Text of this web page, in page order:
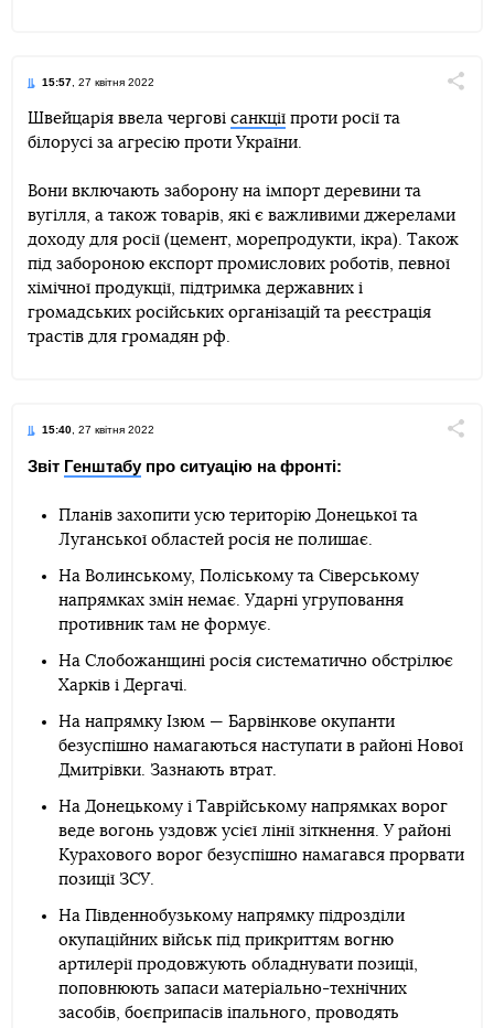
15:57, 27 квітня 2022
TelegramFacebook
Швейцарія ввела чергові санкції проти росії та
білорусі за агресію проти України.
Вони включають заборону на імпорт деревини та
вугілля, а також товарів, які є важливими джерелами
доходу для росії (цемент, морепродукти, ікра). Також
під забороною експорт промислових роботів, певної
хімічної продукції, підтримка державних і
громадських російських організацій та реєстрація
трастів для громадян рф.
15:40, 27 квітня 2022
Звіт Генштабупро ситуацію на фронті:
Планів захопити усю територію Донецької та
Луганської областей росія не полишає.
На Волинському, Поліському та Сіверському
напрямках змін немає. Ударні угруповання
противник там не формує.
На Слобожанщині росія систематично обстрілює
Харків і Дергачі.
На напрямку Ізюм — Барвінкове окупанти
безуспішно намагаються наступати в районі Нової
Дмитрівки. Зазнають втрат.
На Донецькому і Таврійському напрямках ворог
веде вогонь уздовж усієї лінії зіткнення. У районі
Курахового ворог безуспішно намагався прорвати
позиції ЗСУ.
На Південнобузькому напрямку підрозділи
окупаційних військ під прикриттям вогню
артилерії продовжують обладнувати позиції,
поповнюють запаси матеріально-технічних
засобів, боєприпасів іпального, проводять